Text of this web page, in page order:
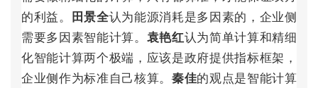
的利益。 田景全认为能源消耗是多因素的 ， 企业侧
需要多因素智能计算。 袁艳红认为简单计算和精细
化智能计算两个极端 ， 应该是政府提供指标框架 ，
企业侧作为标准自己核算。秦佳的观点是智能计算